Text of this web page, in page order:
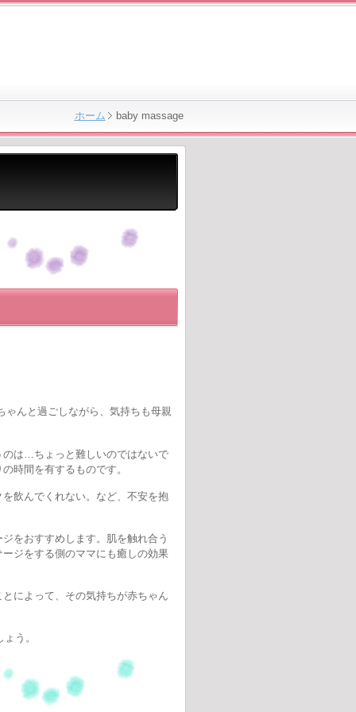
ホーム baby massage
ゃんと過ごしながら、気持ちも母親
は…ちょっと難しいのではないで
時間を有するものです。
飲んでくれない。など、不安を抱
をおすすめします。肌を触れ合う
ジをする側のママにも癒しの効果
によって、その気持ちが赤ちゃん
う。